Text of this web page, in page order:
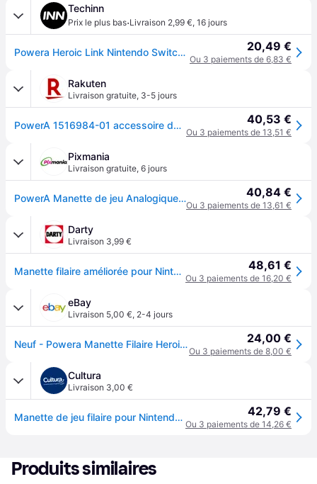
Techinn
Prix le plus bas·Livraison 2,99 €, 16 jours
Powera Heroic Link Nintendo Switch Controller Doré 20,49 €
Ou 3 paiements de 6,83 €
Rakuten
Livraison gratuite, 3-5 jours
PowerA 1516984-01 accessoire de jeux vidéo Vert, Blanc USB Manette de jeu Analogique Nintendo Switch 40,53 €
Ou 3 paiements de 13,51 €
Pixmania
Livraison gratuite, 6 jours
PowerA Manette de jeu Analogique Nintendo Switch, Vert, Blanc - Neuf 40,84 €
Ou 3 paiements de 13,61 €
Darty
Livraison 3,99 €
Manette filaire améliorée pour Nintendo Switch Edition Heroic Link 48,61 €
Ou 3 paiements de 16,20 €
eBay
Livraison 5,00 €, 2-4 jours
Neuf - Powera Manette Filaire Heroic Link Zelda Verte Nintendo Switch Et Oled 24,00 €
Ou 3 paiements de 8,00 €
Cultura
Livraison 3,00 €
Manette de jeu filaire pour Nintendo Switch, Nintendo Switch OLED - Heroic Link 42,79 €
Ou 3 paiements de 14,26 €
Produits similaires